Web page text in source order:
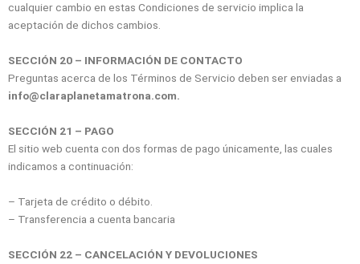
cualquier cambio en estas Condiciones de servicio implica la
aceptación de dichos cambios.
SECCIÓN 20 – INFORMACIÓN DE CONTACTO
Preguntas acerca de los Términos de Servicio deben ser enviadas a
info@claraplanetamatrona.com.
SECCIÓN 21 – PAGO
El sitio web cuenta con dos formas de pago únicamente, las cuales
indicamos a continuación:
– Tarjeta de crédito o débito.
– Transferencia a cuenta bancaria
SECCIÓN 22 – CANCELACIÓN Y DEVOLUCIONES